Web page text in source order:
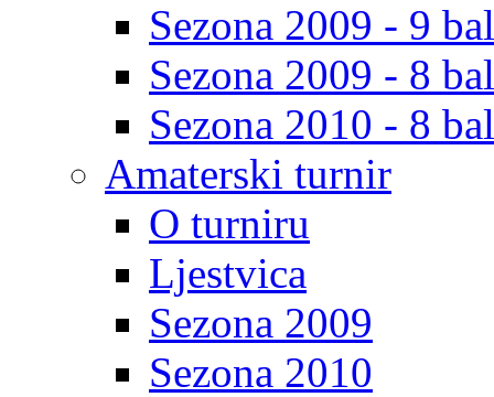
Sezona 2009 - 9
Sezona 2009 - 8
Sezona 2010 - 8
Amaterski turnir
O turniru
Ljestvica
Sezona 2009
Sezona 2010